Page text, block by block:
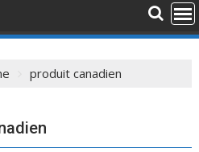
produit canadien